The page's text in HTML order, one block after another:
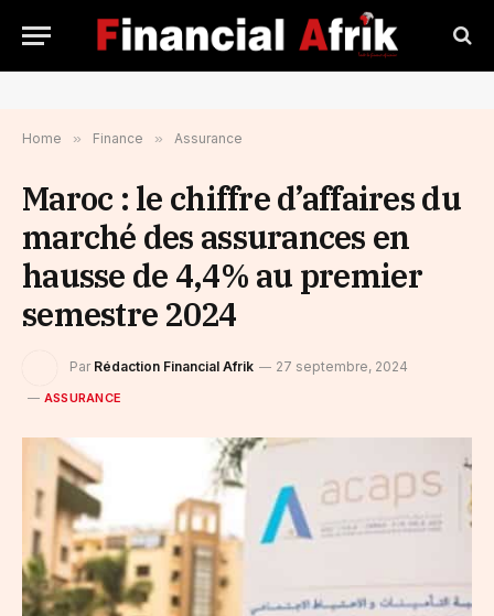
Home » Finance » Assurance
Maroc : le chiffre d’affaires du
marché des assurances en
hausse de 4,4% au premier
semestre 2024
Par Rédaction Financial Afrik 27 septembre, 2024
ASSURANCE